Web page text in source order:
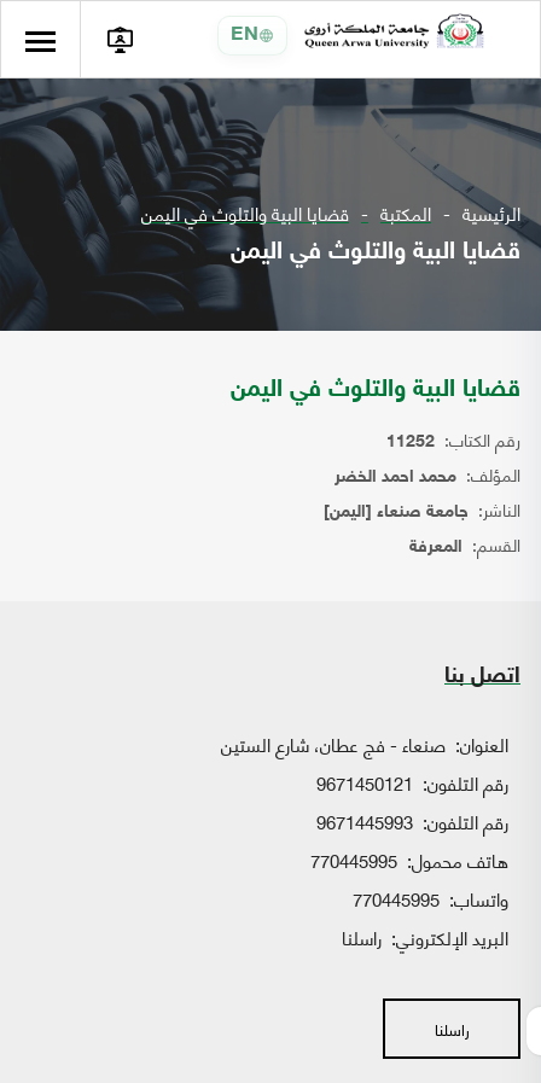
EN
الرئيسية المكتبة قضايا البية والتلوث في اليمن
قضايا البية والتلوث في اليمن
قضايا البية والتلوث في اليمن
رقم الكتاب: 11252
المؤلف: محمد احمد الخضر
الناشر: جامعة صنعاء [اليمن]
القسم: المعرفة
اتصل بنا
العنوان: صنعاء - فج عطان، شارع الستين
رقم التلفون: 9671450121
رقم التلفون: 9671445993
هاتف محمول: 770445995
واتساب:
البريد الإلكتروني: راسلنا
راسلنا